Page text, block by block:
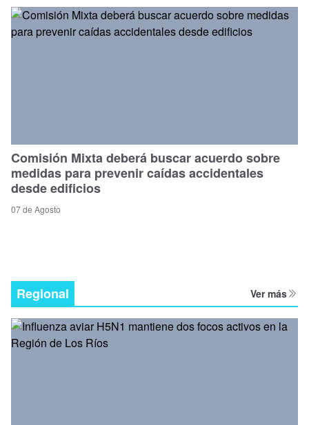
Comisión Mixta deberá buscar acuerdo sobre
medidas para prevenir caídas accidentales
desde edificios
07 de Agosto
Regional Ver más